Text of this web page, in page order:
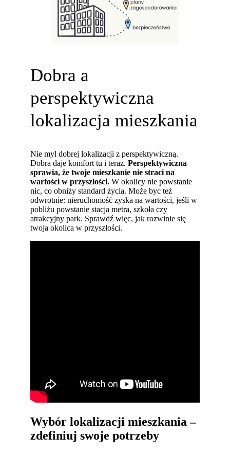
Dobra a
perspektywiczna
lokalizacja mieszkania
Nie myl dobrej lokalizacji z perspektywiczną.
Dobra daje komfort tu i teraz.Perspektywiczna
sprawia, że twoje mieszkanie nie straci na
wartości w przyszłości.W okolicy nie powstanie
nic, co obniży standard życia. Może byc też
odwrotnie: nieruchomość zyska na wartości, jeśli w
pobliżu powstanie stacja metra, szkoła czy
atrakcyjny park. Sprawdź więc, jak rozwinie się
twoja okolica w przyszłości.
Wybór lokalizacji mieszkania –
zdefiniuj swoje potrzeby